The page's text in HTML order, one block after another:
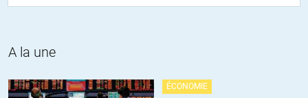
pas à les indiquer.
A la une
ÉCONOMIE